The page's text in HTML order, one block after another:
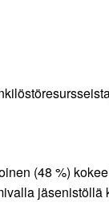
(48 %)